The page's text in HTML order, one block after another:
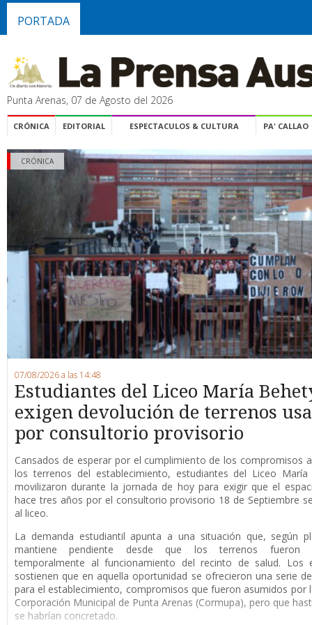
PORTADA
Punta Arenas, 07 de Agosto del 2026
CRÓNICA EDITORIAL ESPECTACULOS & CULTURA PA' CALLAO
CRÓNICA
07/08/2026 a las 14:48
Estudiantes del Liceo María
exigen devolución de terrenos
por consultorio provisorio
Cansados de esperar por el cumplimiento de los compromisos
los terrenos del establecimiento, estudiantes del Liceo
movilizaron durante la jornada de hoy para exigir que el
hace tres años por el consultorio provisorio 18 de Septiembre
al liceo.
La demanda estudiantil apunta a una situación que, según
mantiene pendiente desde que los terrenos fueron
temporalmente al funcionamiento del recinto de salud. Los
sostienen que en aquella oportunidad se ofrecieron una serie
para el establecimiento, compromisos que fueron asumidos por
Corporación Municipal de Punta Arenas (Cormupa), pero que
se habrían concretado.